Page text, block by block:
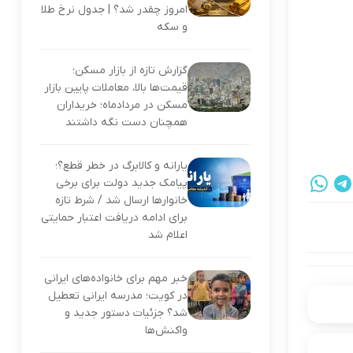
امروز چقدر شد؟ | جدول نرخ طلا
و سکه
گزارش تازه از بازار مسکن؛
قیمت‌ها بالا، معاملات پایین بازار
مسکن در مردادماه؛ خریداران
همچنان دست نگه داشتند
یارانه و کالابرگ در خطر قطع؟؛
پیامک جدید دولت برای برخی
خانوارها ارسال شد / شرط تازه
برای ادامه دریافت اعتبار حمایتی
اعلام شد
خبر مهم برای خانواده‌های ایرانی
در کویت؛ مدرسه ایرانی تعطیل
شد؟ جزئیات دستور جدید و
واکنش‌ها